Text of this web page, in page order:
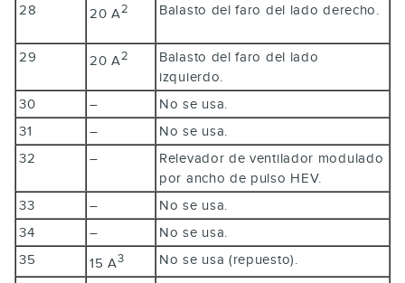
28
20 A2 Balasto del faro del lado derecho.
29 20 A2
Balasto del faro del lado
izquierdo.
30
–
No se usa.
31
–
No se usa.
32
–
Relevador de ventilador modulado
por ancho de pulso HEV.
33
–
No se usa.
34
–
No se usa.
35
15 A3
No se usa (repuesto).